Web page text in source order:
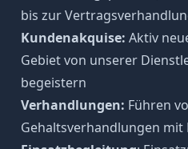
bis zur
Kundenakquise: Aktiv
Gebiet von unserer
begeistern
Verhandlungen: Führen
Gehaltsverhandlungen